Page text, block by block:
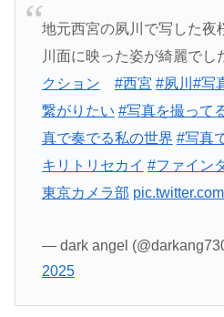
地元西宮の夙川で写した夜
川面に映った姿が綺麗でし
クション
#西宮 #夙川 #写
繋がりたい #写真を撮って
真で奏でる私の世界 #写真
キリトリセカイ #ファイン
東京カメラ部
— dark angel
2025